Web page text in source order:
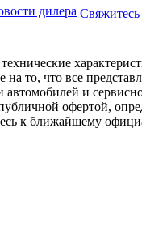
дилера
то, что все
и
офертой,
к ближайшему